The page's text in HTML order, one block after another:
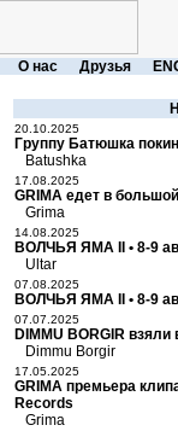
О нас Друзья
20.10.2025
Группу Батюшка
Batushka
17.08.2025
GRIMA едет в
Grima
14.08.2025
ВОЛЧЬЯ ЯМА II • 8-9
Ultar
07.08.2025
ВОЛЧЬЯ ЯМА II • 8-9
07.07.2025
DIMMU BORGIR взяли
Dimmu Borgir
17.05.2025
GRIMA премьера
Records
Grima